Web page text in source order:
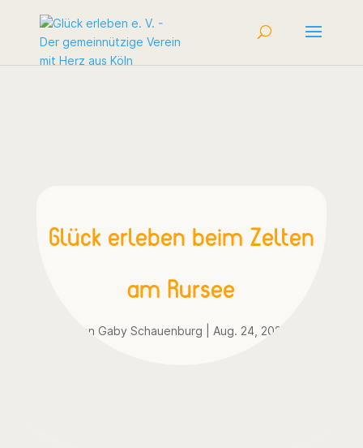
Glück erleben beim Zelten
am Rursee
von Gaby Schauenburg Aug. 24, 2023